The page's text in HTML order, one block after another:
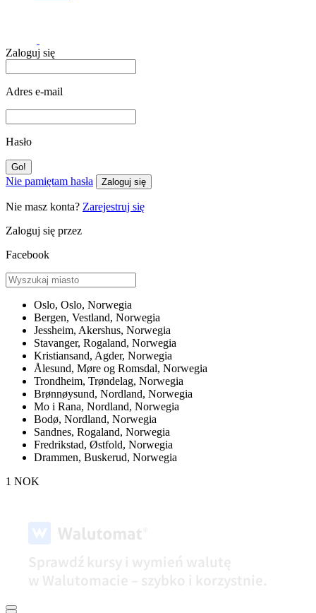
Zaloguj się
Adres e-mail
Hasło
Nie pamiętam hasła Zaloguj się
Nie masz konta? Zarejestruj się
Zaloguj się przez
Facebook
Oslo, Oslo, Norwegia
Bergen, Vestland, Norwegia
Jessheim, Akershus, Norwegia
Stavanger, Rogaland, Norwegia
Kristiansand, Agder, Norwegia
Ålesund, Møre og Romsdal, Norwegia
Trondheim, Trøndelag, Norwegia
Brønnøysund, Nordland, Norwegia
Mo i Rana, Nordland, Norwegia
Bodø, Nordland, Norwegia
Sandnes, Rogaland, Norwegia
Fredrikstad, Østfold, Norwegia
Drammen, Buskerud, Norwegia
1 NOK